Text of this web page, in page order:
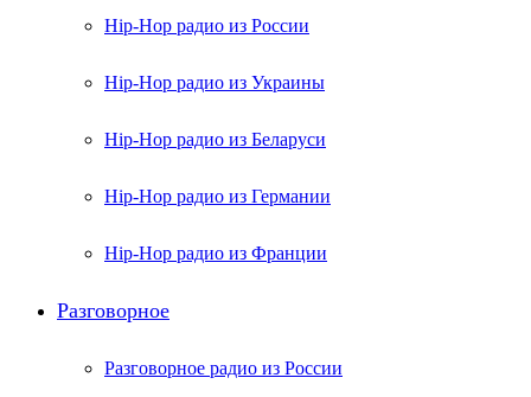
Hip-Hop радио из России
Hip-Hop радио из Украины
Hip-Hop радио из Беларуси
Hip-Hop радио из Германии
Hip-Hop радио из Франции
Разговорное
Разговорное радио из России